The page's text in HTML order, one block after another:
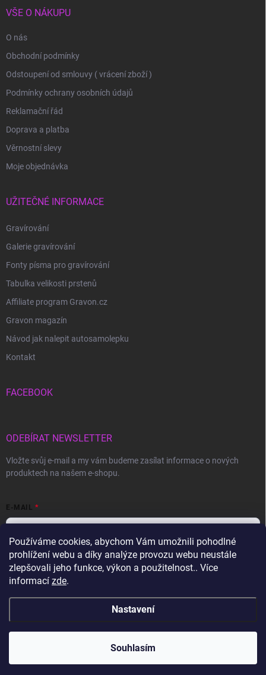
Používáme cookies, abychom Vám umožnili pohodlné
prohlížení webu a díky analýze provozu webu neustále
zlepšovali jeho funkce, výkon a použitelnost.. Více
informací zde.
Nastavení
Souhlasím
VŠE O NÁKUPU
O nás
Obchodní podmínky
Odstoupení od smlouvy ( vrácení zboží )
Podmínky ochrany osobních údajů
Reklamační řád
Doprava a platba
Věrnostní slevy
Moje objednávka
UŽITEČNÉ INFORMACE
Gravírování
Galerie gravírování
Fonty písma pro gravírování
Tabulka velikosti prstenů
Affiliate program Gravon.cz
Gravon magazín
Návod jak nalepit autosamolepku
Kontakt
FACEBOOK
ODEBÍRAT NEWSLETTER
Vložte svůj e-mail a my vám budeme zasílat informace o nových
produktech na našem e-shopu.
E-MAIL
Vložením e-mailu souhlasíte spodmínkami ochrany osobních údajů
Přihlásit se
Gravon.cz . Všechna práva vyhrazena.